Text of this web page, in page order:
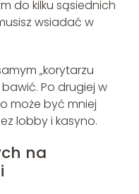
do kilku sąsiednich
wsiadać w
„korytarzu
Po drugiej w
może być mniej
lobby i kasyno.
na